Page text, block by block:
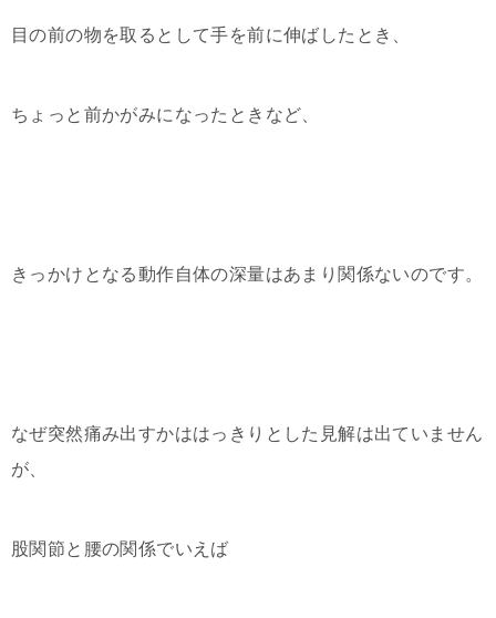
目の前の物を取るとして手を前に伸ばしたとき、
ちょっと前かがみになったときなど、
きっかけとなる動作自体の深量はあまり関係ないのです。
なぜ突然痛み出すかははっきりとした見解は出ていません
が、
股関節と腰の関係でいえば